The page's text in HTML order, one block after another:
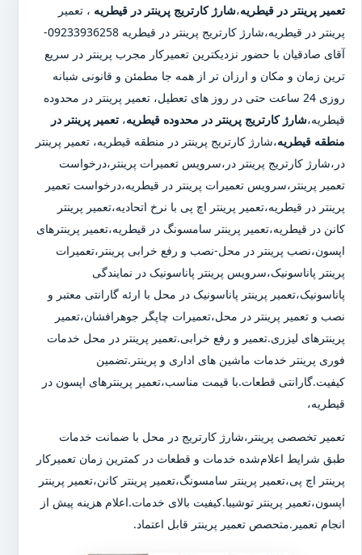
تعمیر پرینتر در قیطریه،شارژ کارتریج پرینتر در قیطریه ، تعمیر
پرینتر در قیطریه،شارژ کارتریج پرینتر در قیطریه
09233936258-
آقای صادقیان با حضور نزدیکترین تعمیرکار مجرب پرینتر در سریع
ترین زمان و مکان و ارزان تر از همه جا مطمئن و قانونی شبانه
روزی 24 ساعت حتی در روز های تعطیل، تعمیر پرینتر در محدوده
قیطریه،شارژ کارتریج پرینتر در محدوده قیطریه، تعمیر پرینتر در
منطقه قیطریه،شارژ کارتریج پرینتر در منطقه قیطریه، تعمیر پرینتر
در،شارژ کارتریج پرینتر در،سرویس تعمیرات پرینتر،درخواست
تعمیر پرینتر،سرویس تعمیرات پرینتر در قیطریه،درخواست تعمیر
پرینتر در قیطریه،تعمیر پرینتر اچ پی با نرخ اتحادیه،تعمیر پرینتر
کانن در قیطریه،تعمیر پرینتر سامسونگ در قیطریه،تعمیر پرینترهای
اپسون،نصب پرینتر در محل-نصب و رفع خرابی پرینتر،تعمیرات
پرینتر پاناسونیک،سرویس پرینتر پاناسونیک در نمایندگی
پاناسونیک،تعمیر پرینتر پاناسونیک در محل با ارئه گارانتی معتبر و
نصب و تعمیر پرینتر در محل،تعمیرات چاپگر جوهرافشان،تعمیر
پرینترهای لیزری.تعمیر و رفع خرابی.تعمیر پرینتر در محل خدمات
فوری پرینتر خدمات ماشین های اداری و پرینتر.تضمین
کیفیت.گارانتی قطعات.با قیمت مناسب،تعمیر پرینترهای اپسون در
قیطریه،
تعمیر تخصصی پرینتر،شارژ کارتریج در محل با ضمانت خدمات
طبق شرایط اعلام‌شده خدمات و قطعات در کمترین زمان تعمیرکار
پرینتر اچ پی،تعمیر پرینتر سامسونگ،تعمیر پرینتر کانن،تعمیر پرینتر
اپسون،تعمیر پرینتر توشیبا.کیفیت بالای خدمات.اعلام هزینه پیش از
انجام تعمیر.متحصص تعمیر پرینتر قابل اعتماد.